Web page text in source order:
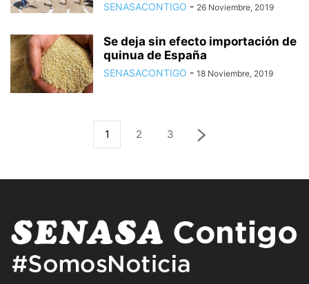
SENASACONTIGO - 26 Noviembre, 2019
Se deja sin efecto importación de
quinua de España
SENASACONTIGO - 18 Noviembre, 2019
1 2 3